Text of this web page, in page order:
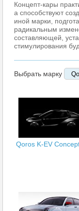
Концепт-кары
а способствуют
иной марки,
радикальным
составляющей,
стимулирования
Выбрать марку
Qoros K-EV